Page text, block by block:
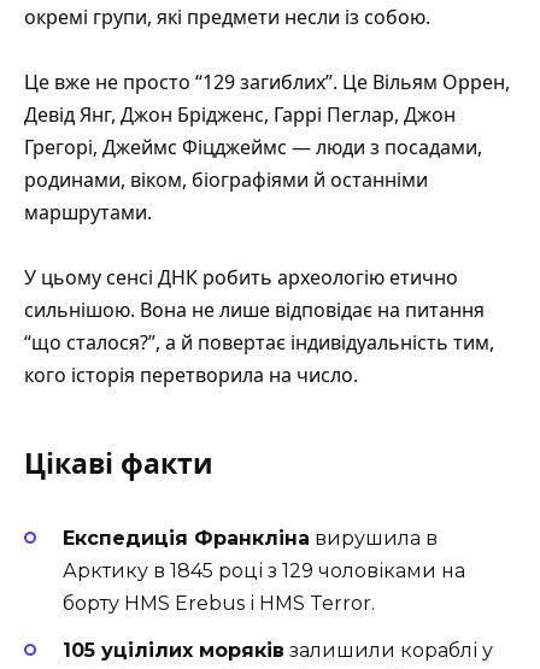
окремі групи, які предмети несли із собою.
Це вже не просто “129 загиблих”. Це Вільям Оррен,
Девід Янг, Джон Брідженс, Гаррі Пеглар, Джон
Грегорі, Джеймс Фіцджеймс — люди з посадами,
родинами, віком, біографіями й останніми
маршрутами.
У цьому сенсі ДНК робить археологію етично
сильнішою. Вона не лише відповідає на питання
“що сталося?”, а й повертає індивідуальність тим,
кого історія перетворила на число.
Цікаві факти
Експедиція Франкліна вирушила в
Арктику в 1845 році з 129 чоловіками на
борту HMS Erebus і HMS Terror.
105 уцілілих моряків залишили кораблі у